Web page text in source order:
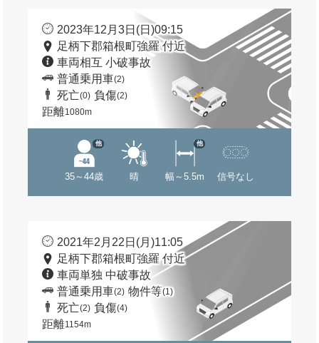
2023年12月3日(日)09:15
足柄下郡箱根町強羅 付近
車両相互 小破事故
普通乗用車(2)
死亡(0) 負傷(2)
距離1080m
35～44歳
他
晴 幅～5.5m
他
信号なし
2021年2月22日(月)11:05
足柄下郡箱根町強羅 付近
車両単独 中破事故
普通乗用車(2) 物件等(1)
死亡(2) 負傷(4)
距離1154m